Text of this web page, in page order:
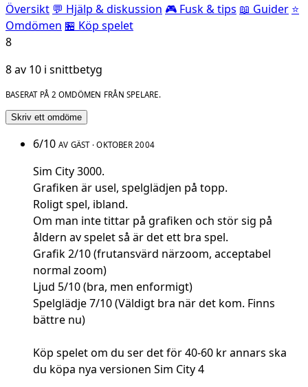
Översikt 💬 Hjälp & diskussion 🎮 Fusk & tips 📖 Guider ⭐
Omdömen 🏪 Köp spelet
8
8 av 10 i snittbetyg
BASERAT PÅ 2 OMDÖMEN FRÅN SPELARE.
Skriv ett omdöme
6/10 AV GÄST · OKTOBER 2004
Sim City 3000.
Grafiken är usel, spelglädjen på topp.
Roligt spel, ibland.
Om man inte tittar på grafiken och stör sig på
åldern av spelet så är det ett bra spel.
Grafik 2/10 (frutansvärd närzoom, acceptabel
normal zoom)
Ljud 5/10 (bra, men enformigt)
Spelglädje 7/10 (Väldigt bra när det kom. Finns
bättre nu)
Köp spelet om du ser det för 40-60 kr annars ska
du köpa nya versionen Sim City 4